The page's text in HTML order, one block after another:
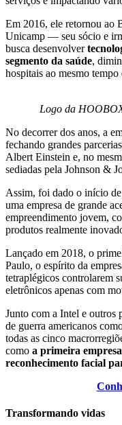
Em 2016, ele retornou ao
Unicamp — seu sócio e
busca desenvolver
segmento da saúde,
hospitais ao mesmo
Logo da
No decorrer dos anos, a
fechando grandes
Albert Einstein e, no
sediadas pela Johnson &
Assim, foi dado o início
uma empresa de grande
empreendimento jovem,
produtos realmente
Lançado em 2018, o
Paulo, o espírito da
tetraplégicos controlarem
eletrônicos apenas com
Junto com a Intel e outros
de guerra americanos
todas as cinco
como a primeira
reconhecimento facial
Transformando vidas